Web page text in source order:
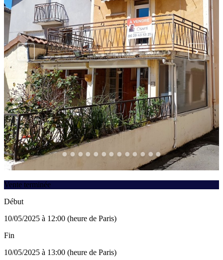
Vente terminée
Début
10/05/2025 à 12:00 (heure de Paris)
Fin
10/05/2025 à 13:00 (heure de Paris)